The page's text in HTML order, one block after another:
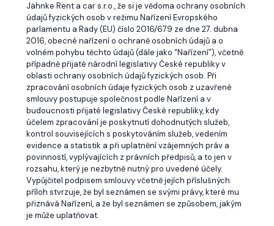
Jähnke Rent a car s.r.o., že si je vědoma ochrany osobních
údajů fyzických osob v režimu Nařízení Evropského
parlamentu a Rady (EU) číslo 2016/679 ze dne 27. dubna
2016, obecné nařízení o ochraně osobních údajů a o
volném pohybu těchto údajů (dále jako “Nařízení”), včetně
případně přijaté národní legislativy České republiky v
oblasti ochrany osobních údajů fyzických osob. Při
zpracování osobních údaje fyzických osob z uzavřené
smlouvy postupuje společnost podle Nařízení a v
budoucnosti přijaté legislativy České republiky, kdy
účelem zpracování je poskytnutí dohodnutých služeb,
kontrol souvisejících s poskytováním služeb, vedením
evidence a statistik a při uplatnění vzájemných práv a
povinností, vyplývajících z právních předpisů, a to jen v
rozsahu, který je nezbytně nutný pro uvedené účely.
Vypůjčitel podpisem smlouvy včetně jejích příslušných
příloh stvrzuje, že byl seznámen se svými právy, které mu
přiznává Nařízení, a že byl seznámen se způsobem, jakým
je může uplatňovat.